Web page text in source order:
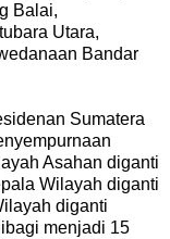
Balai,
Utara,
Bandar
Sumatera
Asahan diganti
Wilayah diganti
diganti
menjadi 15